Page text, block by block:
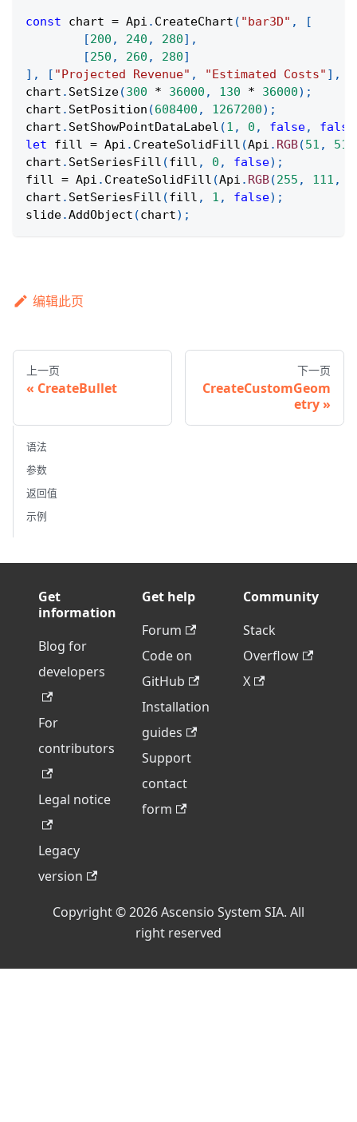
const chart = Api . CreateChart ( "bar3D" ,
[
[200 , 240 , 280] ,
[250 , 260 , 280]
] , [ "Projected Revenue" , "Estimated Costs" ] ,
chart . SetSize(300 * 36000 , 130 * 36000) ;
chart . SetPosition (608400 , 1267200) ;
chart . SetShowPointDataLabel (1 , 0 , false, false
let fill = Api . CreateSolidFill (Api . RGB(51 , 51
chart . SetSeriesFill (fill , 0 , false) ;
fill = Api . CreateSolidFill (Api . RGB(255 , 111 ,
chart . SetSeriesFill (fill , 1 , false) ;
slide.AddObject (chart) ;
编辑此页
上一页
CreateBullet
下一页
CreateCustomGeom
etry
语法
参数
返回值
示例
Get
information
Blog for
developers
For
contributors
Legal notice
Legacy
version
Get help
Forum
Code on
GitHub
Installation
guides
Support
contact
form
Community
Stack
Overflow
X
Copyright © 2026 Ascensio System SIA. All
right reserved